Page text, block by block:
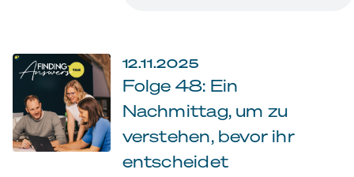
12.11.2025
Folge 48: Ein
Nachmittag, um zu
verstehen, bevor ihr
entscheidet